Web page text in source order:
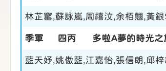
林芷窰,蘇詠嵐,周禧汶,余栢翹,黃
季軍 四丙 多啦A夢的時光之
藍天妤,姚傲藍,江嘉怡,張信朗,邱